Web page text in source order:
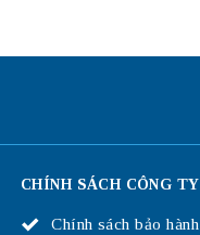
CHÍNH SÁCH CÔNG TY
Chính sách bảo hành